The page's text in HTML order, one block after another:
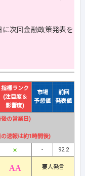
に次回金融政策発表を
指標ランク
(注目度＆
影響度)
市場
予想値
前回
発表値
の営業日)
速報は約1時間後)
-
92.2
要人発言